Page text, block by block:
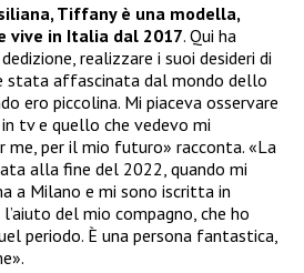
Tiffany è una modella,
vive in Italia dal 2017. Qui ha
realizzare i suoi desideri di
stata affascinata dal mondo dello
ero piccolina. Mi piaceva osservare
tv e quello che vedevo mi
me, per il mio futuro» racconta. «La
alla fine del 2022, quando mi
a Milano e mi sono iscritta in
l’aiuto del mio compagno, che ho
periodo. È una persona fantastica,